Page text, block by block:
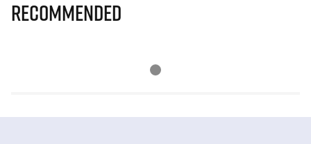
Recommended